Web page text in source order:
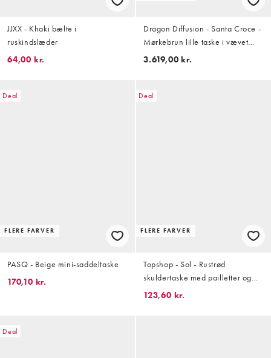
JJXX - Khaki bælte i
ruskindslæder
64,00 kr.
Dragon Diffusion - Santa Croce -
Mørkebrun lille taske i vævet
læder
3.619,00 kr.
Deal
FLERE FARVER
PASQ - Beige mini-saddeltaske
170,10 kr.
Deal
FLERE FARVER
Topshop - Sol - Rustrød
skuldertaske med pailletter og
læderhank
123,60 kr.
Deal